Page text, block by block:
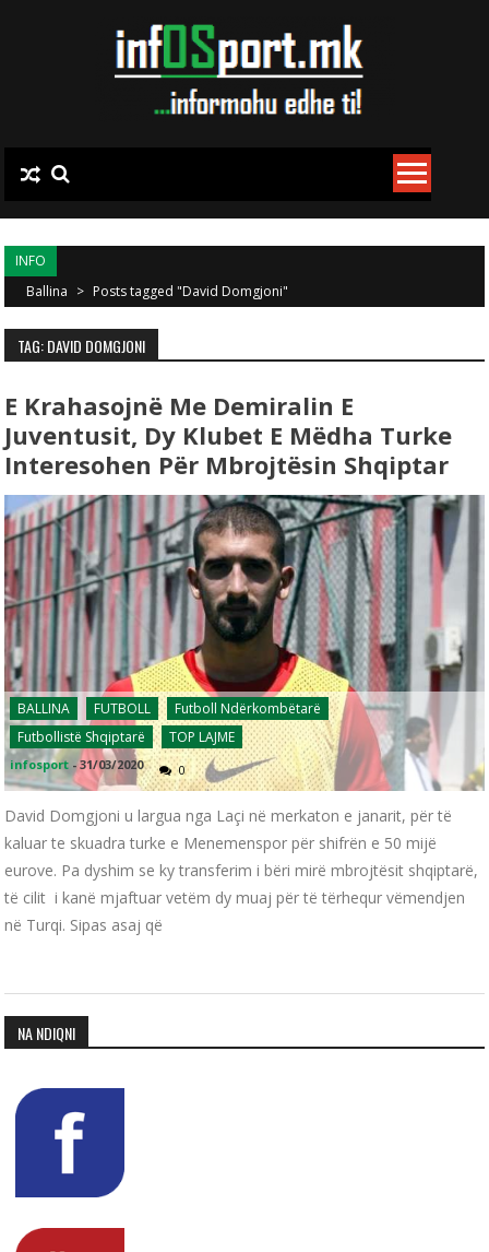
INFO
Ballina > Posts tagged "David Domgjoni"
TAG: DAVID DOMGJONI
E Krahasojnë Me Demiralin E
Juventusit, Dy Klubet E Mëdha Turke
Interesohen Për Mbrojtësin Shqiptar
BALLINA FUTBOLL
Futboll Ndërkombëtarë
Futbollistë Shqiptarë
TOP LAJME
infosport -31/03/2020 0
David Domgjoni u largua nga Laçi në merkaton e janarit, për të
kaluar te skuadra turke e Menemenspor për shifrën e 50 mijë
eurove. Pa dyshim se ky transferim i bëri mirë mbrojtësit shqiptarë,
të cilit i kanë mjaftuar vetëm dy muaj për të tërhequr vëmendjen
në Turqi. Sipas asaj që
NA NDIQNI